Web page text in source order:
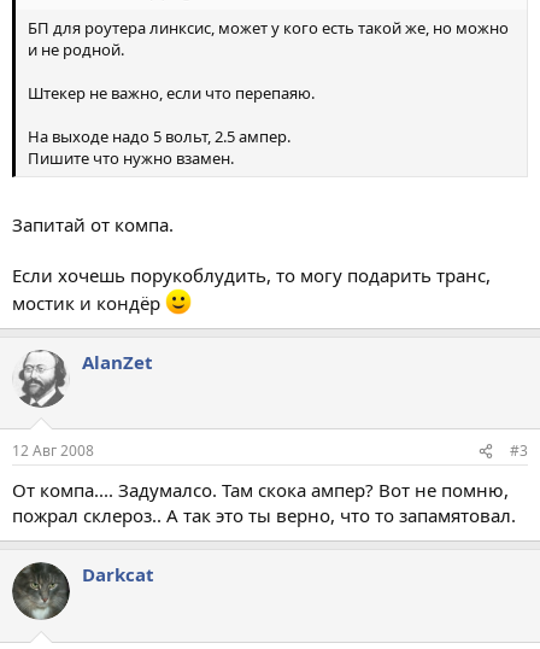
БП для роутера линксис, может у кого есть такой же, но можно
и не родной.
Штекер не важно, если что перепаяю.
На выходе надо 5 вольт, 2.5 ампер.
Пишите что нужно взамен.
Запитай от компа.
Если хочешь порукоблудить, то могу подарить транс,
мостик и кондёр
AlanZet
12 Авг 2008 #3
От компа.... Задумалсо. Там скока ампер? Вот не помню,
пожрал склероз.. А так это ты верно, что то запамятовал.
Darkcat